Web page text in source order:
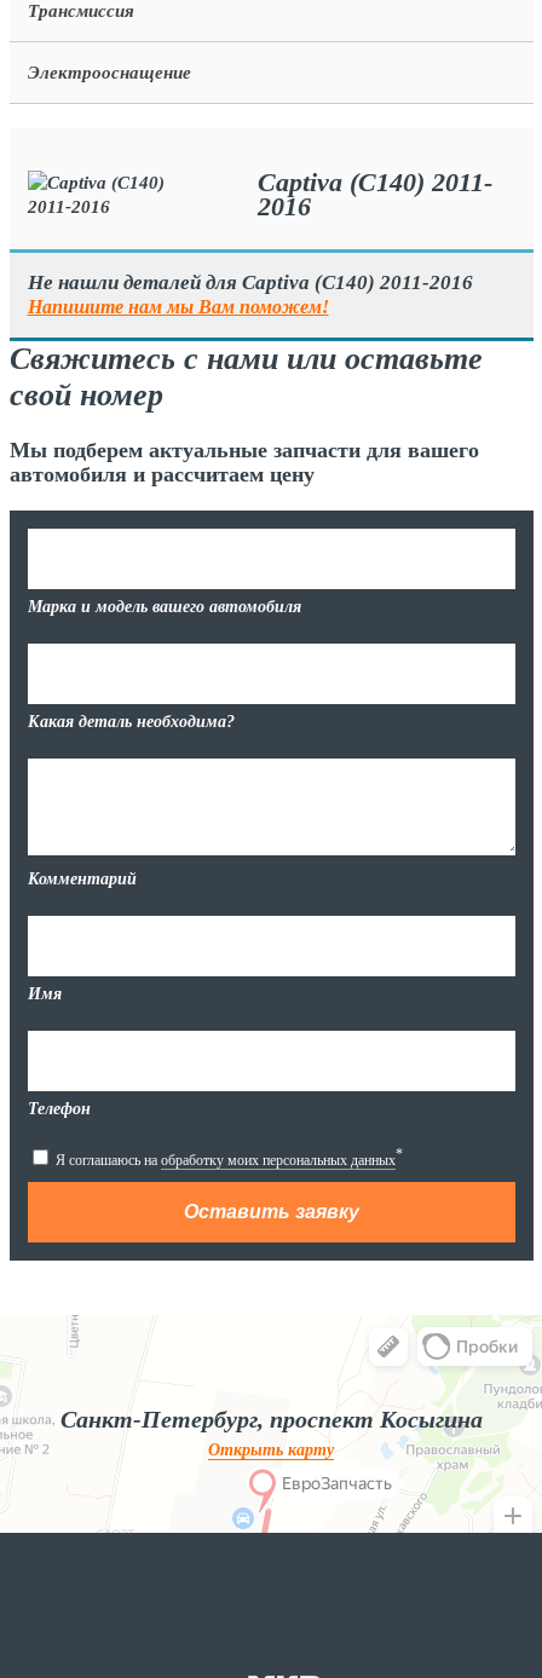
Трансмиссия
Электрооснащение
Captiva (C140) 2011-
2016
Не нашли деталей для Captiva (C140) 2011-2016
Напишите нам мы Вам поможем!
Свяжитесь с нами или оставьте
свой номер
Мы подберем актуальные запчасти для вашего
автомобиля и рассчитаем цену
Марка и модель вашего автомобиля
Какая деталь необходима?
Комментарий
Имя
Телефон
Я соглашаюсь на обработку моих персональных данных*
Яндекс.Карты
Яндекс.Карты — поиск мест и адресов, городской транспорт
Санкт-Петербург, проспект Косыгина
Открыть карту